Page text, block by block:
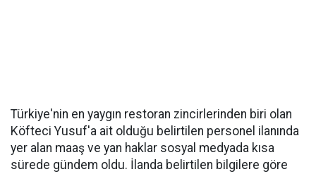
Türkiye'nin en yaygın restoran zincirlerinden biri olan
Köfteci Yusuf'a ait olduğu belirtilen personel ilanında
yer alan maaş ve yan haklar sosyal medyada kısa
sürede gündem oldu. İlanda belirtilen bilgilere göre